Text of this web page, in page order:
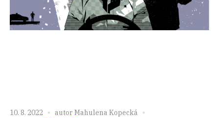
10. 8. 2022 autor Mahulena Kopecká